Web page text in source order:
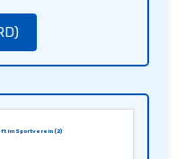
im Sportverein (2)